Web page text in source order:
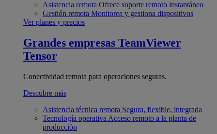
Asistencia remota Ofrece soporte remoto instantáneo
Gestión remota Monitorea y gestiona dispositivos
Ver planes y precios
Grandes empresas TeamViewer
Tensor
Conectividad remota para operaciones seguras.
Descubre más
Asistencia técnica remota Segura, flexible, integrada
Tecnología operativa Acceso remoto a la planta de
producción